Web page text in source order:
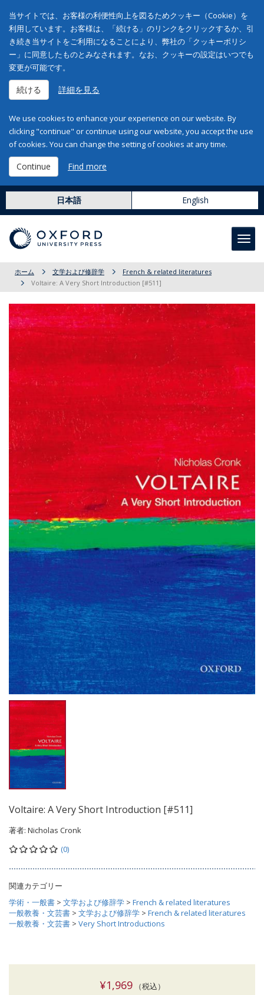
当サイトでは、お客様の利便性向上を図るためクッキー（Cookie）を
利用しています。お客様は、「続ける」のリンクをクリックするか、引
き続き当サイトをご利用になることにより、弊社の「クッキーポリシ
ー」に同意したものとみなされます。なお、クッキーの設定はいつでも
変更が可能です。
続ける 詳細を見る
We use cookies to enhance your experience on our website. By
clicking "continue" or continue using our website, you accept the use
of cookies. You can change the setting of cookies at any time.
Continue Find more
日本語 English
ホーム 文学および修辞学
French & related literatures
Voltaire: A Very Short Introduction [#511]
Voltaire: A Very Short Introduction [#511]
著者: Nicholas Cronk
(0)
関連カテゴリー
学術・一般書 > 文学および修辞学 > French & related literatures
一般教養・文芸書 > 文学および修辞学 > French & related literatures
一般教養・文芸書 > Very Short Introductions
¥1,969（税込）